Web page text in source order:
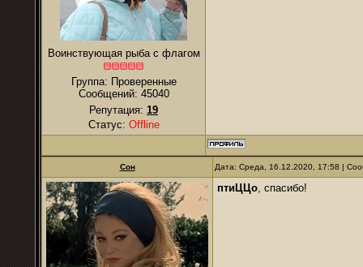
Воинствующая рыба с флагом
Группа: Проверенные
Сообщений: 45040
Репутация: 19
Статус: Offline
Сон Дата: Среда, 16.12.2020, 17:58 |
птиЦЦо, спасибо!